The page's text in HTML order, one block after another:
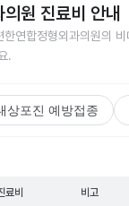
의원 진료비 안내
한연합정형외과의원의 비
.
상포진 예방접종
료비 비고